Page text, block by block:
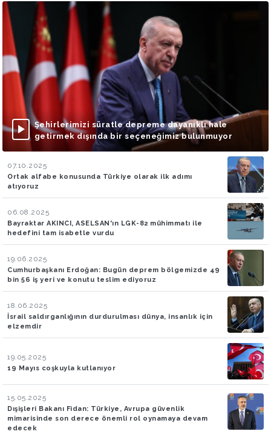
Şehirlerimizi süratle depreme dayanıklı hale
getirmek dışında bir seçeneğimiz bulunmuyor
07.10.2025
Ortak alfabe konusunda Türkiye olarak ilk adımı
atıyoruz
06.08.2025
Bayraktar AKINCI, ASELSAN'ın LGK-82 mühimmatı ile
hedefini tam isabetle vurdu
19.06.2025
Cumhurbaşkanı Erdoğan: Bugün deprem bölgemizde 49
bin 56 iş yeri ve konutu teslim ediyoruz
18.06.2025
İsrail saldırganlığının durdurulması dünya, insanlık için
elzemdir
19.05.2025
19 Mayıs coşkuyla kutlanıyor
15.05.2025
Dışişleri Bakanı Fidan: Türkiye, Avrupa güvenlik
mimarisinde son derece önemli rol oynamaya devam
edecek